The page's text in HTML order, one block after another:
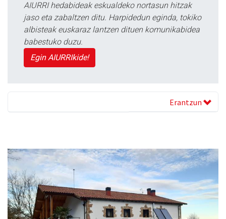
AIURRI hedabideak eskualdeko nortasun hitzak
jaso eta zabaltzen ditu. Harpidedun eginda, tokiko
albisteak euskaraz lantzen dituen komunikabidea
babestuko duzu.
Egin AIURRIkide!
Erantzun